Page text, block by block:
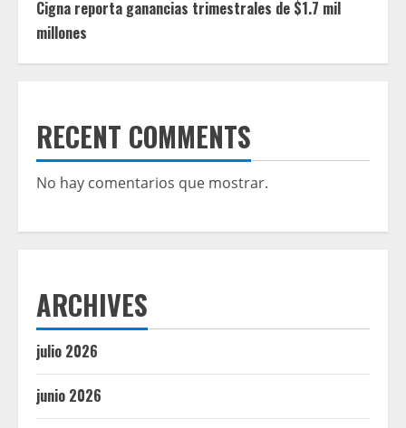
Cigna reporta ganancias trimestrales de $1.7 mil
millones
RECENT COMMENTS
No hay comentarios que mostrar.
ARCHIVES
julio 2026
junio 2026